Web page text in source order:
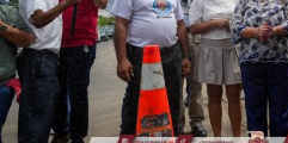
Al evento acudieron el
Alonso Cerezo; la síndica
integrantes del Cabildo, así
Municipal, Luz del Carmen
coordinadora de Bienestar